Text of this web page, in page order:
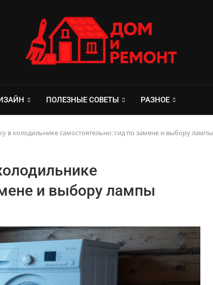
ПОЛЕЗНЫЕ СОВЕТЫ РАЗНОЕ
в холодильнике самостоятельно: гид по замене и выбору лампы
и выбору лампы